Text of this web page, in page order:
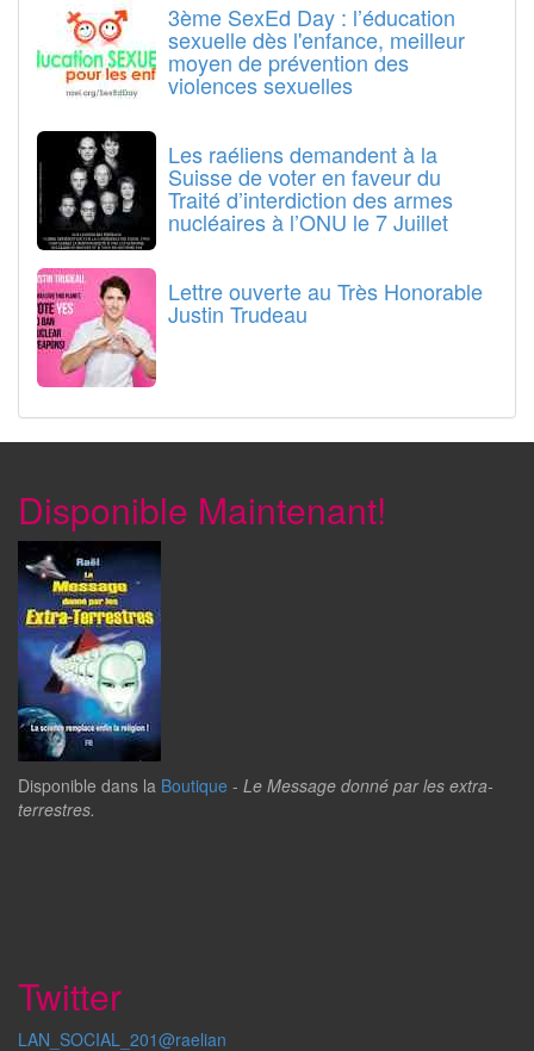
3ème SexEd Day : l’éducation
sexuelle dès l'enfance, meilleur
moyen de prévention des
violences sexuelles
Les raéliens demandent à la
Suisse de voter en faveur du
Traité d’interdiction des armes
nucléaires à l’ONU le 7 Juillet
Lettre ouverte au Très Honorable
Justin Trudeau
Disponible Maintenant!
Disponible dans la Boutique - Le Message donné par les extra-
terrestres.
Twitter
LAN_SOCIAL_201@raelian